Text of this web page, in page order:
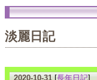
淡麗日記
2020-10-31 [長年日記]